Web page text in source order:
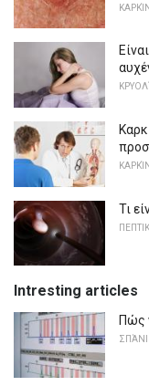
Τι
Intresting articles
Πώς